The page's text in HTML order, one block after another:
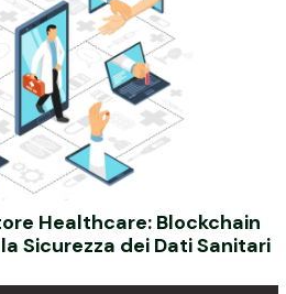
Healthcare: Blockchain
Sicurezza dei Dati Sanitari